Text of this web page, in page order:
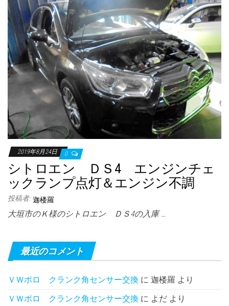
2019年8月24日 0
シトロエン ＤＳ4 エンジンチェ
ックランプ点灯＆エンジン不調
投稿者: 迦楼羅
大垣市のＫ様のシトロエン ＤＳ4の入庫 …
最近のコメント
ＶＷポロ クランク角センサー交換 に 迦楼羅 より
ＶＷポロ クランク角センサー交換 に よだ より